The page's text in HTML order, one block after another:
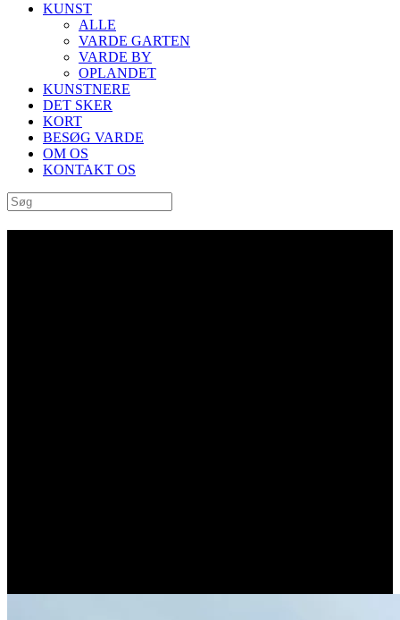
KUNST
ALLE
VARDE GARTEN
VARDE BY
OPLANDET
KUNSTNERE
DET SKER
KORT
BESØG VARDE
OM OS
KONTAKT OS